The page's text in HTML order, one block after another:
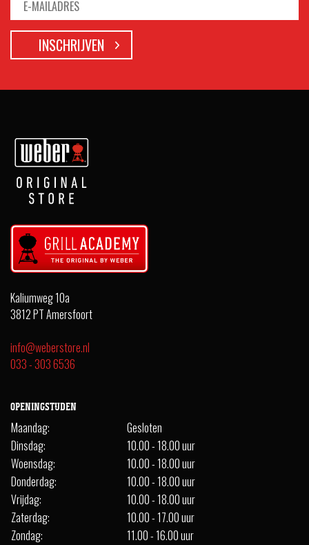
Kaliumweg 10a
3812 PT Amersfoort
info@weberstore.nl
033 - 303 6536
OPENINGSTIJDEN
Maandag:
Gesloten
Dinsdag:
10.00 - 18.00 uur
Woensdag:
10.00 - 18.00 uur
Donderdag:
10.00 - 18.00 uur
Vrijdag:
10.00 - 18.00 uur
Zaterdag:
10.00 - 17.00 uur
Zondag:
11.00 - 16.00 uur